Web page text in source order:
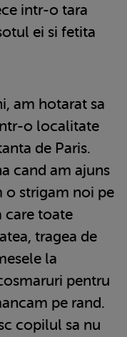
intr-o tara
ei si fetita
am hotarat sa
o localitate
de Paris.
cand am ajuns
o strigam noi pe
care toate
tragea de
la
pentru
pe rand.
copilul sa nu